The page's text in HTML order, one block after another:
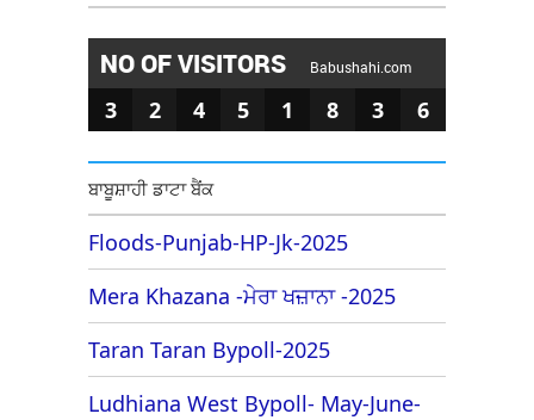
NO OF VISITORS Babushahi.com
3 2 4 5 1 8 3 6
ਬਾਬੂਸ਼ਾਹੀ ਡਾਟਾ ਬੈਂਕ
Floods-Punjab-HP-Jk-2025
Mera Khazana -ਮੇਰਾ ਖਜ਼ਾਨਾ -2025
Taran Taran Bypoll-2025
Ludhiana West Bypoll- May-June-